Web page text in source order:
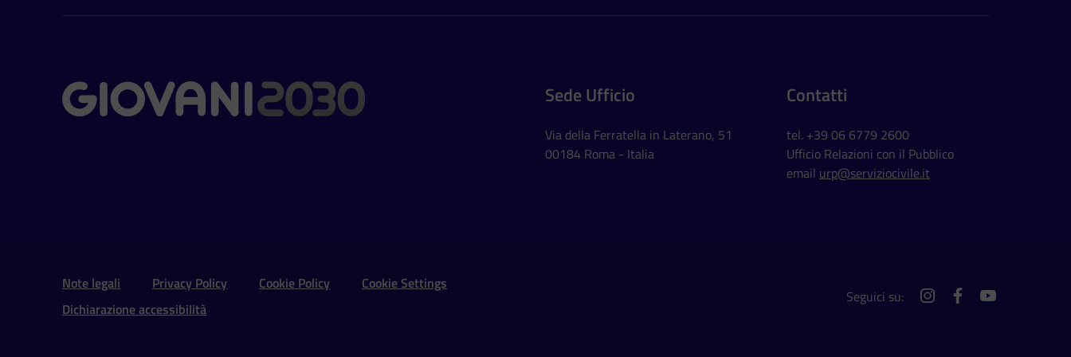
Contatti Sede Ufficio
Via della Ferratella in Laterano, 51
00184 Roma - Italia
Contatti
tel. +39 06 6779 2600
Ufficio Relazioni con il Pubblico
email urp@serviziocivile.it
Sezione Link Utili e Social Networks
Note legali Privacy Policy Cookie Policy
Cookie Settings
Dichiarazione accessibilità
Seguici su: instagramfacebookyoutube